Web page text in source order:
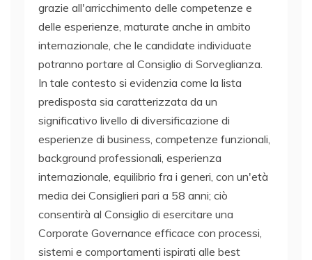
grazie all'arricchimento delle competenze e
delle esperienze, maturate anche in ambito
internazionale, che le candidate individuate
potranno portare al Consiglio di Sorveglianza.
In tale contesto si evidenzia come la lista
predisposta sia caratterizzata da un
significativo livello di diversificazione di
esperienze di business, competenze funzionali,
background professionali, esperienza
internazionale, equilibrio fra i generi, con un'età
media dei Consiglieri pari a 58 anni; ciò
consentirà al Consiglio di esercitare una
Corporate Governance efficace con processi,
sistemi e comportamenti ispirati alle best